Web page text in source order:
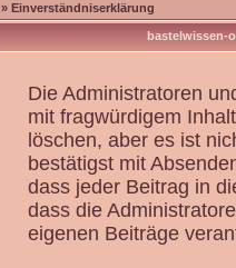
» Einverständniserklärung
bastelwissen-
Die Administratoren
mit fragwürdigem
löschen, aber es ist
bestätigst mit
dass jeder Beitrag in
dass die
eigenen Beiträge